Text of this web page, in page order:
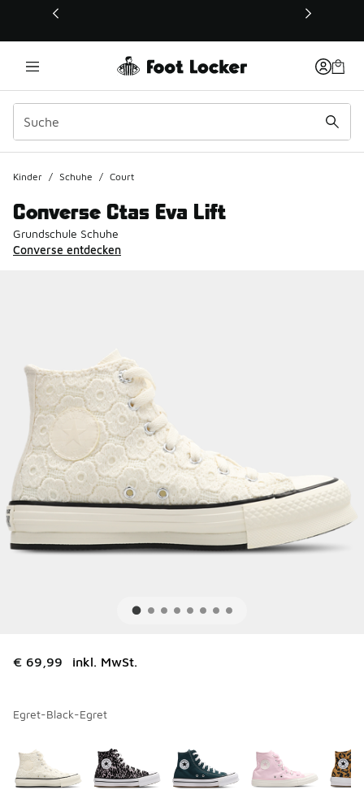
Dieser Link öffnet sich in einem neuen Fenster
Kinder / Schuhe / Court
Converse Ctas Eva Lift
Grundschule Schuhe
Converse entdecken
€ 69,99 inkl. MwSt.
Egret-Black-Egret